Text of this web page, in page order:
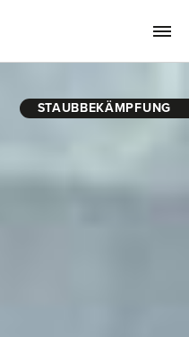
STAUBBEKÄMPFUNG